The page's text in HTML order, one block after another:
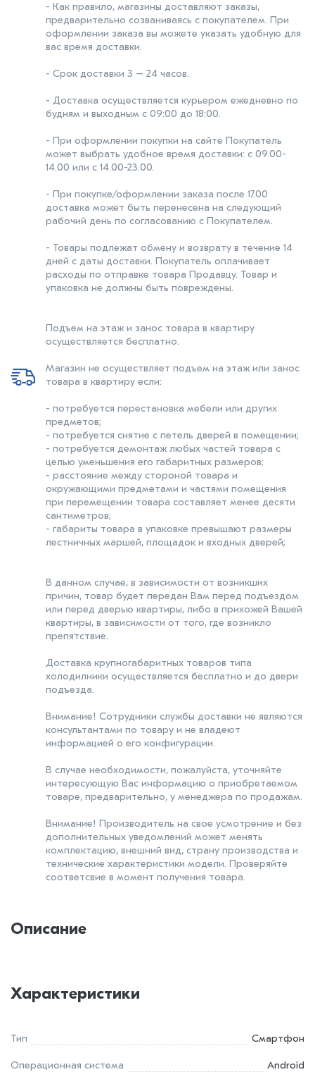
- Как правило, магазины доставляют заказы,
предварительно созваниваясь с покупателем. При
оформлении заказа вы можете указать удобную для
вас время доставки.
- Срок доставки 3 – 24 часов.
- Доставка осуществляется курьером ежедневно по
будням и выходным с 09:00 до 18:00.
- При оформлении покупки на сайте Покупатель
может выбрать удобное время доставки: с 09.00-
14.00 или с 14.00-23.00.
- При покупке/оформлении заказа после 17.00
доставка может быть перенесена на следующий
рабочий день по согласованию с Покупателем.
- Товары подлежат обмену и возврату в течение 14
дней с даты доставки. Покупатель оплачивает
расходы по отправке товара Продавцу. Товар и
упаковка не должны быть повреждены.
Подъем на этаж и занос товара в квартиру
осуществляется бесплатно.
Магазин не осуществляет подъем на этаж или занос
товара в квартиру если:
- потребуется перестановка мебели или других
предметов;
- потребуется снятие с петель дверей в помещении;
- потребуется демонтаж любых частей товара с
целью уменьшения его габаритных размеров;
- расстояние между стороной товара и
окружающими предметами и частями помещения
при перемещении товара составляет менее десяти
сантиметров;
- габариты товара в упаковке превышают размеры
лестничных маршей, площадок и входных дверей;
В данном случае, в зависимости от возникших
причин, товар будет передан Вам перед подъездом
или перед дверью квартиры, либо в прихожей Вашей
квартиры, в зависимости от того, где возникло
препятствие.
Доставка крупногабаритных товаров типа
холодилники осуществляется бесплатно и до двери
подъезда.
Внимание! Сотрудники службы доставки не являются
консультантами по товару и не владеют
информацией о его конфигурации.
В случае необходимости, пожалуйста, уточняйте
интересующую Вас информацию о приобретаемом
товаре, предварительно, у менеджера по продажам.
Внимание! Производитель на свое усмотрение и без
дополнительных уведомлений может менять
комплектацию, внешний вид, страну производства и
технические характеристики модели. Проверяйте
соответсвие в момент получения товара.
Описание
Характеристики
Тип Смартфон
Операционная система Android